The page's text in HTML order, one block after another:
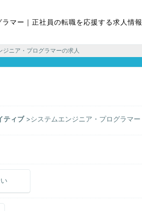
マー｜正社員の転職を応援する求人情報
ジニア・プログラマーの求人
ティブ システムエンジニア・プログラマー